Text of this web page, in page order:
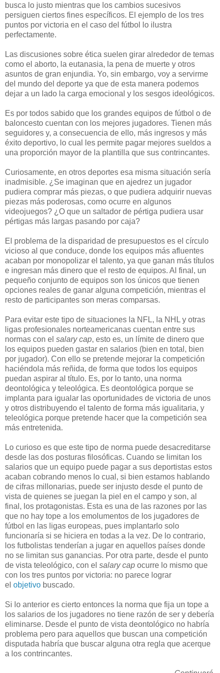
busca lo justo mientras que los cambios sucesivos
persiguen ciertos fines específicos. El ejemplo de los tres
puntos por victoria en el caso del fútbol lo ilustra
perfectamente.
Las discusiones sobre ética suelen girar alrededor de temas
como el aborto, la eutanasia, la pena de muerte y otros
asuntos de gran enjundia. Yo, sin embargo, voy a servirme
del mundo del deporte ya que de esta manera podemos
dejar a un lado la carga emocional y los sesgos ideológicos.
Es por todos sabido que los grandes equipos de fútbol o de
baloncesto cuentan con los mejores jugadores. Tienen más
seguidores y, a consecuencia de ello, más ingresos y más
éxito deportivo, lo cual les permite pagar mejores sueldos a
una proporción mayor de la plantilla que sus contrincantes.
Curiosamente, en otros deportes esa misma situación sería
inadmisible. ¿Se imaginan que en ajedrez un jugador
pudiera comprar más piezas, o que pudiera adquirir nuevas
piezas más poderosas, como ocurre en algunos
videojuegos? ¿O que un saltador de pértiga pudiera usar
pértigas más largas pasando por caja?
El problema de la disparidad de presupuestos es el círculo
vicioso al que conduce, donde los equipos más afluentes
acaban por monopolizar el talento, ya que ganan más títulos
e ingresan más dinero que el resto de equipos. Al final, un
pequeño conjunto de equipos son los únicos que tienen
opciones reales de ganar alguna competición, mientras el
resto de participantes son meras comparsas.
Para evitar este tipo de situaciones la NFL, la NHL y otras
ligas profesionales norteamericanas cuentan entre sus
normas con el salary cap, esto es, un límite de dinero que
los equipos pueden gastar en salarios (bien en total, bien
por jugador). Con ello se pretende mejorar la competición
haciéndola más reñida, de forma que todos los equipos
puedan aspirar al título. Es, por lo tanto, una norma
deontológica y teleológica. Es deontológica porque se
implanta para igualar las oportunidades de victoria de unos
y otros distribuyendo el talento de forma más igualitaria, y
teleológica porque pretende hacer que la competición sea
más entretenida.
Lo curioso es que este tipo de norma puede desacreditarse
desde las dos posturas filosóficas. Cuando se limitan los
salarios que un equipo puede pagar a sus deportistas estos
acaban cobrando menos lo cual, si bien estamos hablando
de cifras millonarias, puede ser injusto desde el punto de
vista de quienes se juegan la piel en el campo y son, al
final, los protagonistas. Esta es una de las razones por las
que no hay tope a los emolumentos de los jugadores de
fútbol en las ligas europeas, pues implantarlo solo
funcionaría si se hiciera en todas a la vez. De lo contrario,
los futbolistas tenderían a jugar en aquellos países donde
no se limitan sus ganancias. Por otra parte, desde el punto
de vista teleológico, con el salary cap ocurre lo mismo que
con los tres puntos por victoria: no parece lograr
el objetivo buscado.
Si lo anterior es cierto entonces la norma que fija un tope a
los salarios de los jugadores no tiene razón de ser y debería
eliminarse. Desde el punto de vista deontológico no habría
problema pero para aquellos que buscan una competición
disputada habría que buscar alguna otra regla que acerque
a los contrincantes.